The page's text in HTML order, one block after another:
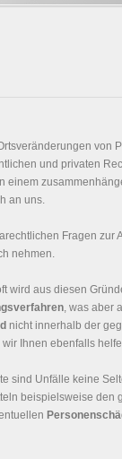
von
und privaten
an uns.
Fragen zur
nehmen.
wird aus diesen
, was aber
nicht innerhalb der
Ihnen ebenfalls
sind Unfälle keine
beispielsweise den